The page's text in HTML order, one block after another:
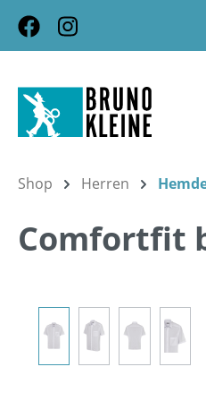
Hauptinhalt springen
Zur Suche springen
Zur Hauptnavigation
Shop Herren
Comfortfit
Bildergalerie überspringen